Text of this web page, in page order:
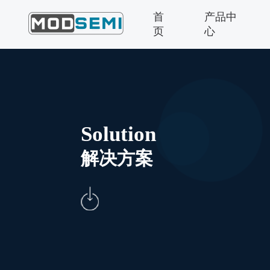
首
页
产品中
心
Solution
解决方案